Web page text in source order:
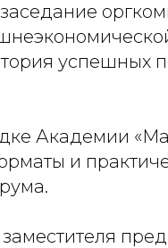
успешных
Академии
и